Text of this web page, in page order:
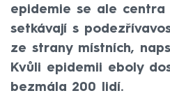
epidemie se ale
setkávají s
ze strany místních,
Kvůli epidemii eboly
bezmála 200 lidí.